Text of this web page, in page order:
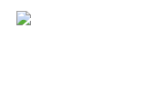
Skip